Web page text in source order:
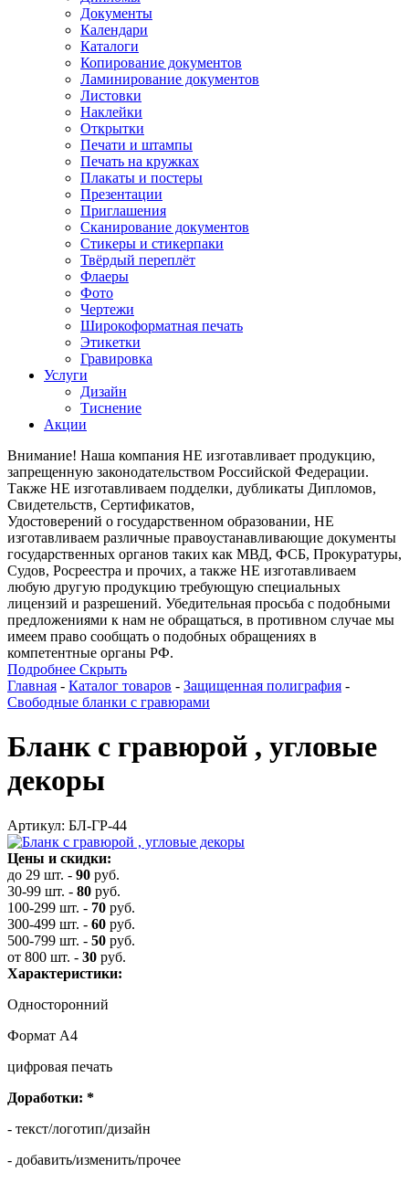
Документы
Календари
Каталоги
Копирование документов
Ламинирование документов
Листовки
Наклейки
Открытки
Печати и штампы
Печать на кружках
Плакаты и постеры
Презентации
Приглашения
Сканирование документов
Стикеры и стикерпаки
Твёрдый переплёт
Флаеры
Фото
Чертежи
Широкоформатная печать
Этикетки
Гравировка
Услуги
Дизайн
Тиснение
Акции
Внимание! Наша компания НЕ изготавливает продукцию,
запрещенную законодательством Российской Федерации.
Также НЕ изготавливаем подделки, дубликаты Дипломов,
Свидетельств, Сертификатов,
Удостоверений о государственном образовании, НЕ
изготавливаем различные правоустанавливающие документы
государственных органов таких как МВД, ФСБ, Прокуратуры,
Судов, Росреестра и прочих, а также НЕ изготавливаем
любую другую продукцию требующую специальных
лицензий и разрешений. Убедительная просьба с подобными
предложениями к нам не обращаться, в противном случае мы
имеем право сообщать о подобных обращениях в
компетентные органы РФ.
Подробнее Скрыть
Главная - Каталог товаров - Защищенная полиграфия -
Свободные бланки с гравюрами
Бланк с гравюрой , угловые
декоры
Артикул: БЛ-ГР-44
Цены и скидки:
до 29 шт. - 90 руб.
30-99 шт. - 80 руб.
100-299 шт. - 70 руб.
300-499 шт. - 60 руб.
500-799 шт. - 50 руб.
от 800 шт. - 30 руб.
Характеристики:
Односторонний
Формат А4
цифровая печать
Доработки: *
- текст/логотип/дизайн
- добавить/изменить/прочее